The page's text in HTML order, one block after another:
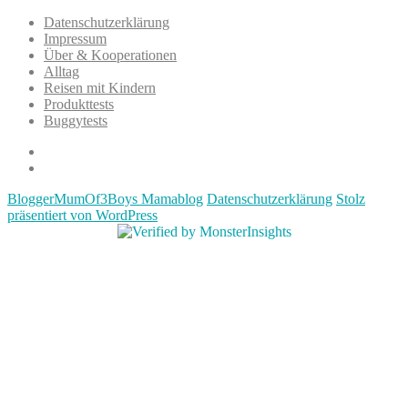
Datenschutzerklärung
Impressum
Über & Kooperationen
Alltag
Reisen mit Kindern
Produkttests
Buggytests
BloggerMumOf3Boys Mamablog Datenschutzerklärung Stolz
präsentiert von WordPress